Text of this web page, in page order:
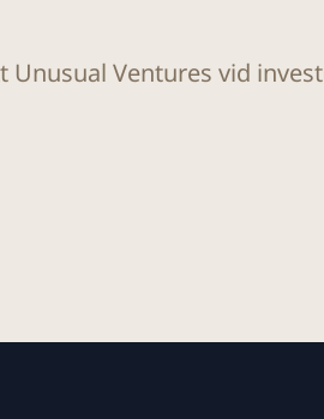
Ventures vid